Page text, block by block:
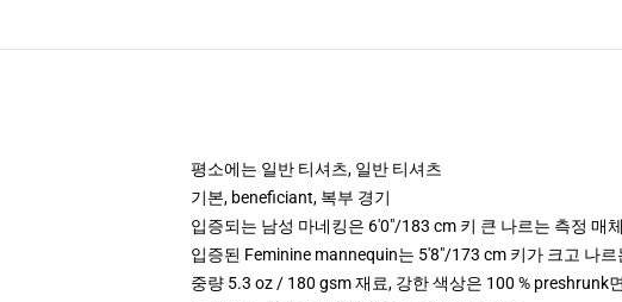
평소에는 일반 티셔츠, 일반 티셔츠
기본, beneficiant, 복부 경기
입증되는 남성 마네킹은 6'0"/183 cm 키 큰 나르는 측정 매
입증된 Feminine mannequin는 5'8"/173 cm 키가 크고 나
중량 5.3 oz / 180 gsm 재료, 강한 색상은 100 % preshrunk